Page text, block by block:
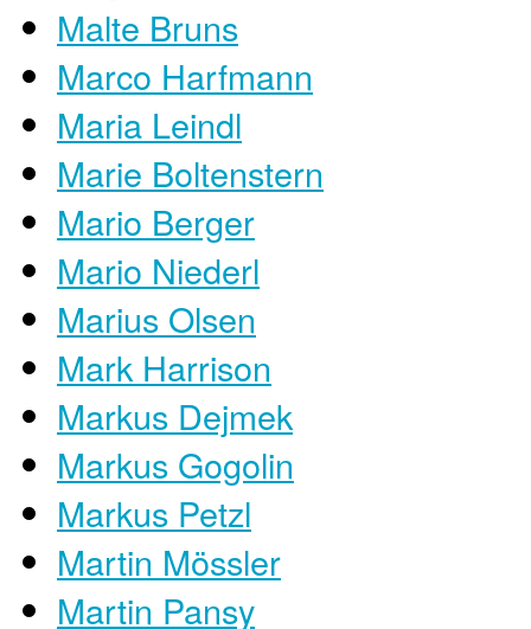
Malte Bruns
Marco Harfmann
Maria Leindl
Marie Boltenstern
Mario Berger
Mario Niederl
Marius Olsen
Mark Harrison
Markus Dejmek
Markus Gogolin
Markus Petzl
Martin Mössler
Martin Pansy